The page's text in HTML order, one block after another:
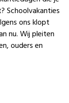
Schoolvakanties
ons klopt
nu. Wij pleiten
ouders en